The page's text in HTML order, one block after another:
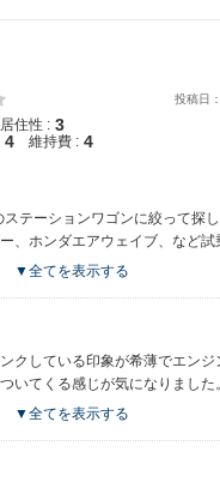
投稿日：
居住性 : 3
4 維持費 : 4
テーションワゴンに絞って探し
、ホンダエアウェイブ、など試
優れていた点は、助手席横にス
のクラス初の撥水加工が施され
く載せることができました。ま
キャンプや浜辺で星空を見るの
CVTは非力な印象はなく市街地
揮してくれます。燃費は市街
い車でした。
▼全てを表示する
クしている印象が希薄でエンジ
いてくる感じが気になりました
▼全てを表示する